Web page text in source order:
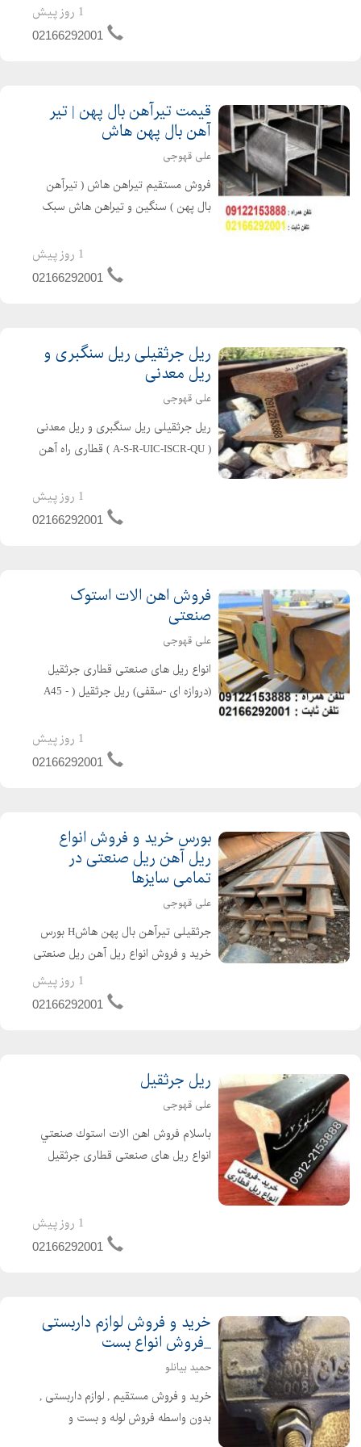
تلفن همراه : 09122153888 تلفن ثابت :
02166292001 نام و نام خانوادگی علی
1 روز پیش
02166292001
قیمت تیرآهن بال پهن | تیر
آهن بال پهن هاش
علی قهوجی
فروش مستقیم تیراهن هاش ( تیرآهن
بال پهن ) سنگین و تیراهن هاش سبک
سایزها با گواهینامه کیفیت ( سرتیفیکیت
هاش ) محصول کشور کره 09122153888_
1 روز پیش
02166292001
ریل جرثقیلی ریل سنگبری و
ریل معدنی
علی قهوجی
ریل جرثقیلی ریل سنگبری و ریل معدنی
( A-S-R-UIC-ISCR-QU ) قطاری راه آهن
اروپا... در تمامی تیپ های استاندارد به
دلخواه شما ،،،عمده و خرده،،، تمامی بارها
1 روز پیش
02166292001
فروش اهن الات استوک
صنعتی
علی قهوجی
انواع ریل های صنعتی قطاری جرثقیل
(دروازه ای -سقفی) ریل جرثقیل ( A45 -
ریل راه آهن ( R33 - R38 - R43 - R64 -
S49 - P50 - UIC50 - UIC54 - UIC60 )
1 روز پیش
02166292001
بورس خرید و فروش انواع
ریل آهن ریل صنعتی در
تمامی سایزها
علی قهوجی
جرثقیلی تیرآهن بال پهن هاشH بورس
خرید و فروش انواع ریل آهن ریل صنعتی
در تمامی سایزها تیرآهن بال پهن هاشH
ریل آهن ریل صنعتی ریل جرثقیلی ، ریل
1 روز پیش
02166292001
ریل جرثقیل
علی قهوجی
باسلام فروش اهن الات استوك صنعتي
انواع ریل های صنعتی قطاری جرثقیل
09122153888 نام و نام خانوادگی : علی
قهوجی نام واحد تجاری...
1 روز پیش
02166292001
خرید و فروش لوازم داربستی
_فروش انواع بست
حمید بیانلو
خرید و فروش مستقیم , لوازم داربستی ,
بدون واسطه فروش لوله و بست و